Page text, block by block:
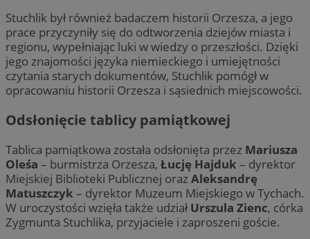
Stuchlik był również badaczem historii Orzesza, a jego
prace przyczyniły się do odtworzenia dziejów miasta i
regionu, wypełniając luki w wiedzy o przeszłości. Dzięki
jego znajomości języka niemieckiego i umiejętności
czytania starych dokumentów, Stuchlik pomógł w
opracowaniu historii Orzesza i sąsiednich miejscowości.
Odsłonięcie tablicy pamiątkowej
Tablica pamiątkowa została odsłonięta przez Mariusza
Oleśa – burmistrza Orzesza, Łucję Hajduk – dyrektor
Miejskiej Biblioteki Publicznej orazAleksandrę
Matuszczyk – dyrektor Muzeum Miejskiego w Tychach.
W uroczystości wzięła także udziałUrszula Zienc, córka
Zygmunta Stuchlika, przyjaciele i zaproszeni goście.